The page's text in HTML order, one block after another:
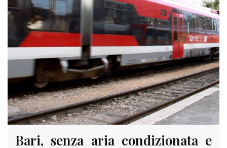
Bari, senza aria condizionata e